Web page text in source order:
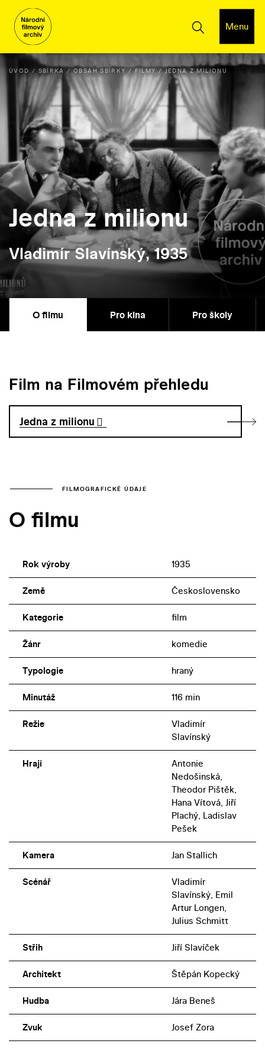
Menu
ÚVOD SBÍRKA OBSAH SBÍRKY FILMY JEDNA Z MILIONU
Jedna z milionu
Vladimír Slavínský, 1935
O filmu Pro kina Pro školy
Film na Filmovém přehledu
Jedna z milionu
FILMOGRAFICKÉ ÚDAJE
O filmu
Rok výroby 1935
Země Československo
Kategorie film
Žánr komedie
Typologie hraný
Minutáž 116 min
Režie
Vladimír
Slavínský
Hrají
Antonie
Nedošinská,
Theodor Pištěk,
Hana Vítová, Jiří
Plachý, Ladislav
Pešek
Kamera Jan Stallich
Scénář
Vladimír
Slavínský, Emil
Artur Longen,
Julius Schmitt
Střih Jiří Slavíček
Architekt Štěpán Kopecký
Hudba Jára Beneš
Zvuk Josef Zora